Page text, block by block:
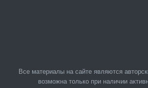
Все материалы на сайте являются
возможна только при наличии